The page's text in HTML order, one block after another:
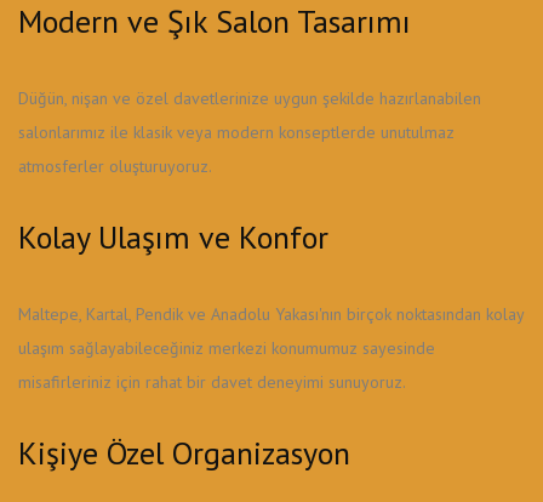
Modern ve Şık Salon Tasarımı
Düğün, nişan ve özel davetlerinize uygun şekilde hazırlanabilen
salonlarımız ile klasik veya modern konseptlerde unutulmaz
atmosferler oluşturuyoruz.
Kolay Ulaşım ve Konfor
Maltepe, Kartal, Pendik ve Anadolu Yakası'nın birçok noktasından kolay
ulaşım sağlayabileceğiniz merkezi konumumuz sayesinde
misafirleriniz için rahat bir davet deneyimi sunuyoruz.
Kişiye Özel Organizasyon